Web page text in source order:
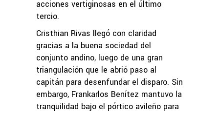
acciones vertiginosas en el último
tercio.
Cristhian Rivas llegó con claridad
gracias a la buena sociedad del
conjunto andino, luego de una gran
triangulación que le abrió paso al
capitán para desenfundar el disparo. Sin
embargo, Frankarlos Benítez mantuvo la
tranquilidad bajo el pórtico avileño para